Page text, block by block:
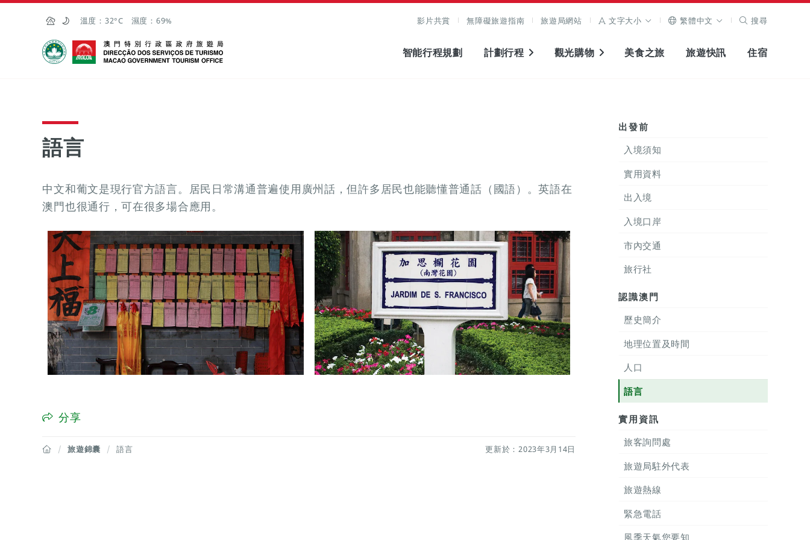
跳至主内容
溫度： 32°C 濕度： 69% 影片共賞 無障礙旅遊指南 旅遊局網站 文字大小 繁體中文 搜尋
澳門特別行政區政府旅遊局
智能行程規劃 計劃行程 觀光購物 美食之旅 旅遊快訊 住宿
語言
中文和葡文是現行官方語言。居民日常溝通普遍使用廣州話，但許多居民也能聽懂普通話（國語）。英語在
澳門也很通行，可在很多場合應用。
分享
更新於：2023年3月14日
旅遊錦囊 語言
出發前
入境須知
實用資料
出入境
入境口岸
市內交通
旅行社
認識澳門
歷史簡介
地理位置及時間
人口
語言
實用資訊
旅客詢問處
旅遊局駐外代表
旅遊熱線
緊急電話
風季天氣您要知